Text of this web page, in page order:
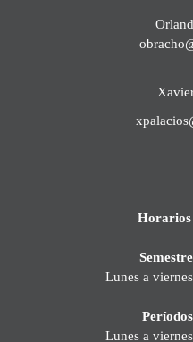
Horarios
Lunes a
Lunes a